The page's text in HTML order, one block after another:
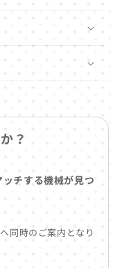
？
チする機械が見つ
同時のご案内となり